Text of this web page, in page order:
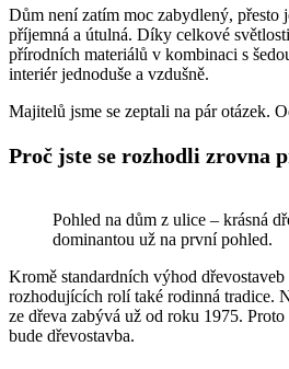
Dům není zatím moc zabydlený, přesto
příjemná a útulná. Díky celkové
přírodních materiálů v kombinaci s
interiér jednoduše a vzdušně.
Majitelů jsme se zeptali na pár otázek.
Proč jste se rozhodli zrovna
Pohled na dům z ulice – krásná
dominantou už na první pohled.
Kromě standardních výhod dřevostaveb
rozhodujících rolí také rodinná tradice.
ze dřeva zabývá už od roku 1975.
bude dřevostavba.